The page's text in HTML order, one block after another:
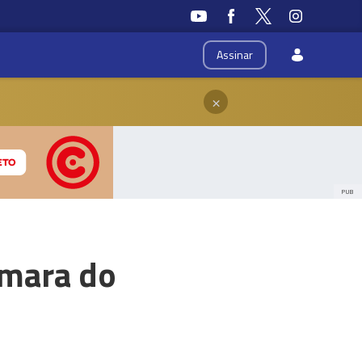
Assinar
×
PUB
do